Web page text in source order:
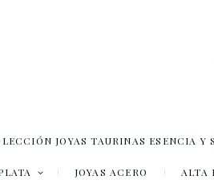
JOYAS TAURINAS ESENCIA Y
JOYAS ACERO ALTA